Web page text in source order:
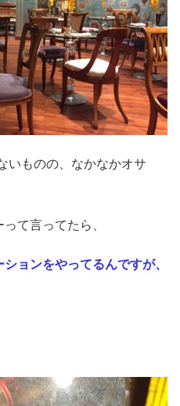
いものの、なかなかオサ
て言ってたら、
ョンをやってるんですが、